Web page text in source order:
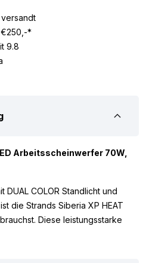
€250,-*
9.8
Arbeitsscheinwerfer 70W,
DUAL COLOR Standlicht und
die Strands Siberia XP HEAT
Diese leistungsstarke
und eine theoretische